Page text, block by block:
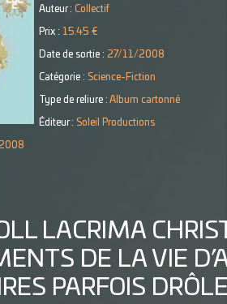
Auteur : Collectif
Prix : 15.45 €
Date de sortie : 27/11/2008
Catégorie : Science-Fiction
Type de reliure : Album cartonné
Éditeur : Soleil Productions
LACRIMA
DE LA VIE
PARFOIS